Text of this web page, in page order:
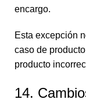
encargo.
Esta excepción
caso de
producto
14.